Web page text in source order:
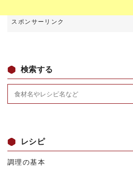
検索する
レシピ
調理の基本